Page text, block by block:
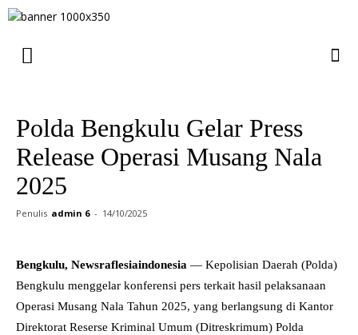
‎Polda Bengkulu Gelar Press
Release Operasi Musang Nala
2025
Penulis admin 6 - 14/10/2025
Bengkulu, Newsraflesiaindonesia — Kepolisian Daerah (Polda)
Bengkulu menggelar konferensi pers terkait hasil pelaksanaan
Operasi Musang Nala Tahun 2025, yang berlangsung di Kantor
Direktorat Reserse Kriminal Umum (Ditreskrimum) Polda